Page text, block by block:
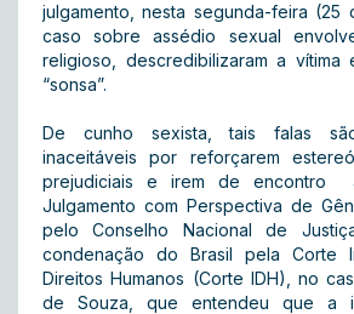
julgamento, nesta segunda-feira (25
caso sobre assédio sexual
religioso, descredibilizaram a vítima
“sonsa”.
De cunho sexista, tais falas são
inaceitáveis por reforçarem
prejudiciais e irem de encontro
Julgamento com Perspectiva de
pelo Conselho Nacional de
condenação do Brasil pela Corte
Direitos Humanos (Corte IDH), no
de Souza, que entendeu que a